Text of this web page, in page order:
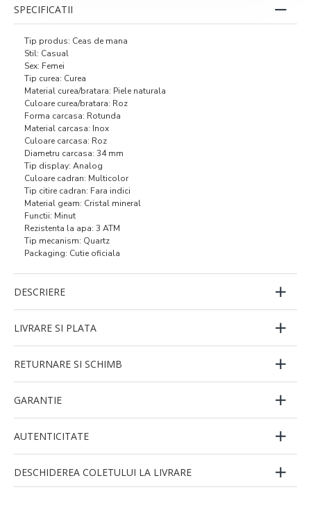
SPECIFICATII
Tip produs: Ceas de mana
Stil: Casual
Sex: Femei
Tip curea: Curea
Material curea/bratara: Piele naturala
Culoare curea/bratara: Roz
Forma carcasa: Rotunda
Material carcasa: Inox
Culoare carcasa: Roz
Diametru carcasa: 34 mm
Tip display: Analog
Culoare cadran: Multicolor
Tip citire cadran: Fara indici
Material geam: Cristal mineral
Functii: Minut
Rezistenta la apa: 3 ATM
Tip mecanism: Quartz
Packaging: Cutie oficiala
DESCRIERE
LIVRARE SI PLATA
RETURNARE SI SCHIMB
GARANTIE
AUTENTICITATE
DESCHIDEREA COLETULUI LA LIVRARE